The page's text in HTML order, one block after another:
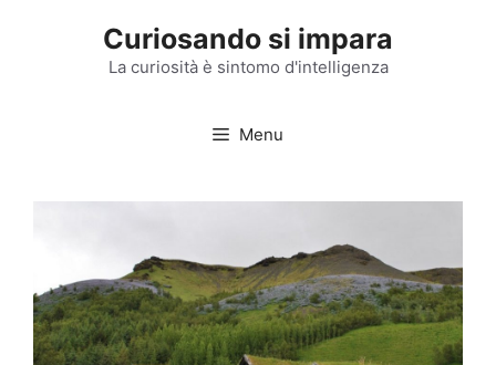
Curiosando si impara
La curiosità è sintomo d'intelligenza
Menu